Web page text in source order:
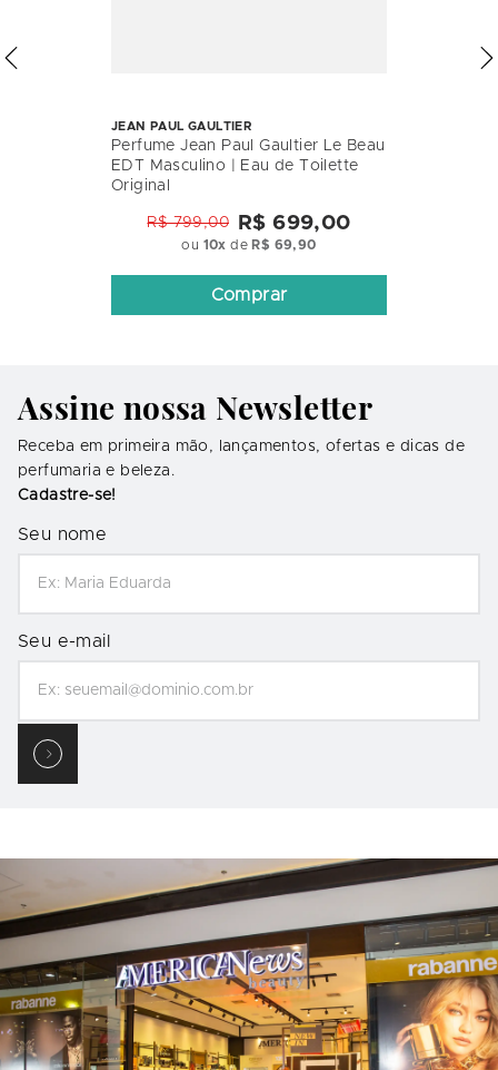
JEAN PAUL GAULTIER
Perfume Jean Paul Gaultier Le Beau
EDT Masculino | Eau de Toilette
Original
R$ 799,00 R$ 699,00
ou 10x de R$ 69,90
Comprar
Assine nossa Newsletter
Receba em primeira mão, lançamentos, ofertas e dicas de
perfumaria e beleza.
Cadastre-se!
Seu nome
Seu e-mail